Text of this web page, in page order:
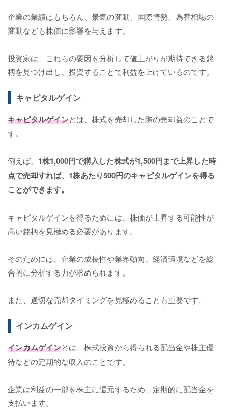
企業の業績はもちろん、景気の変動、国際情勢、為替相場の
変動なども株価に影響を与えます。
投資家は、これらの要因を分析して値上がりが期待できる銘
柄を見つけ出し、投資することで利益を上げているのです。
キャピタルゲイン
キャピタルゲインとは、株式を売却した際の売却益のことで
す。
例えば、 1株1,000円で購入した株式が1,500円まで上昇した時
点で売却すれば、1株あたり500円のキャピタルゲインを得る
ことができます。
キャピタルゲインを得るためには、株価が上昇する可能性が
高い銘柄を見極める必要があります。
そのためには、企業の成長性や業界動向、経済環境などを総
合的に分析する力が求められます。
また、適切な売却タイミングを見極めることも重要です。
インカムゲイン
インカムゲインとは、株式投資から得られる配当金や株主優
待などの定期的な収入のことです。
企業は利益の一部を株主に還元するため、定期的に配当金を
支払います。